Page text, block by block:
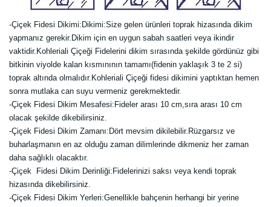
-Çiçek Fidesi Dikimi: Dikimi:Size gelen ürünleri toprak hizasında dikim
yapmanız gerekir.Dikim için en uygun sabah saatleri veya ikindir
vaktidir.Kohleriali Çiçeği Fidelerini dikim sırasında şekilde gördünüz gibi
bitkinin viyolde kalan kısmınının tamamı(fidenin yaklaşık 3 te 2 si)
toprak altında olmalıdır.Kohleriali Çiçeği fidesi dikimini yaptıktan hemen
sonra mutlaka can suyu vermeniz gerekmektedir.
-Çiçek Fidesi Dikim Mesafesi:Fideler arası 10 cm,sıra arası 10 cm
olacak şekilde dikebilirsiniz.
-Çiçek Fidesi Dikim Zamanı:Dört mevsim dikilebilir.Rüzgarsız ve
buharlaşmanın en az olduğu zaman dilimlerinde dikmeniz her zaman
daha sağlıklı olacaktır.
-Çiçek Fidesi Dikim Derinliği:Fidelerinizi saksı veya kendi toprak
hizasında dikebilirsiniz.
-Çiçek Fidesi Dikim Yerleri:Genellikle bahçenin herhangi bir yerine